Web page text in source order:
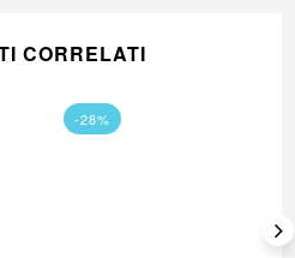
CORRELATI
-28%